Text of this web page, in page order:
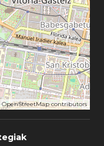
OpenStreetMapcontributors